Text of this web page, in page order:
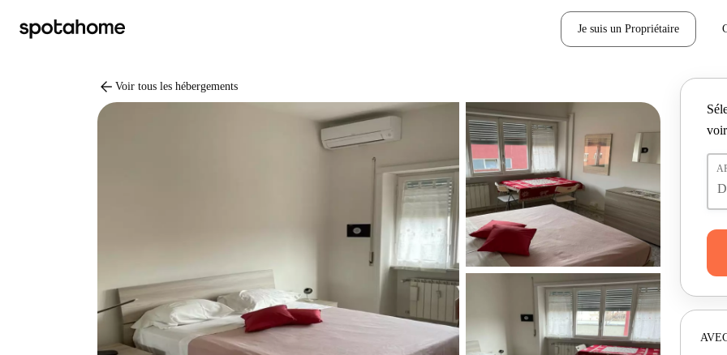
Je suis un Propriétaire
arrow_back Voir tous les hébergements